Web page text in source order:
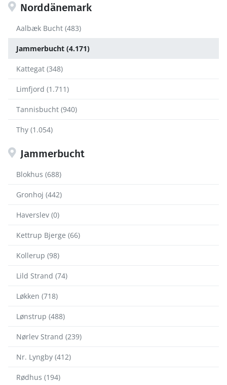
Norddänemark
Aalbæk Bucht (483)
Jammerbucht (4.171)
Kattegat (348)
Limfjord (1.711)
Tannisbucht (940)
Thy (1.054)
Jammerbucht
Blokhus (688)
Gronhoj (442)
Haverslev (0)
Kettrup Bjerge (66)
Kollerup (98)
Lild Strand (74)
Løkken (718)
Lønstrup (488)
Nørlev Strand (239)
Nr. Lyngby (412)
Rødhus (194)